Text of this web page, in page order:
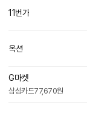
11번가
옥션
G마켓
삼성카드77,670원